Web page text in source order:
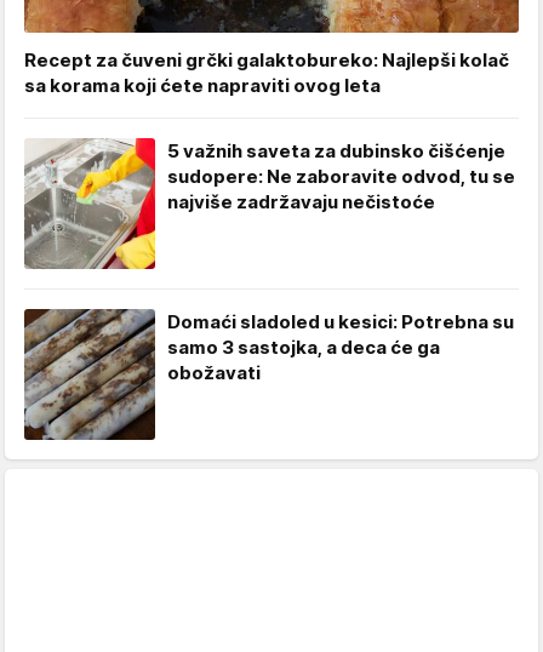
Recept za čuveni grčki galaktobureko: Najlepši kolač
sa korama koji ćete napraviti ovog leta
5 važnih saveta za dubinsko čišćenje
sudopere: Ne zaboravite odvod, tu se
najviše zadržavaju nečistoće
Domaći sladoled u kesici: Potrebna su
samo 3 sastojka, a deca će ga
obožavati